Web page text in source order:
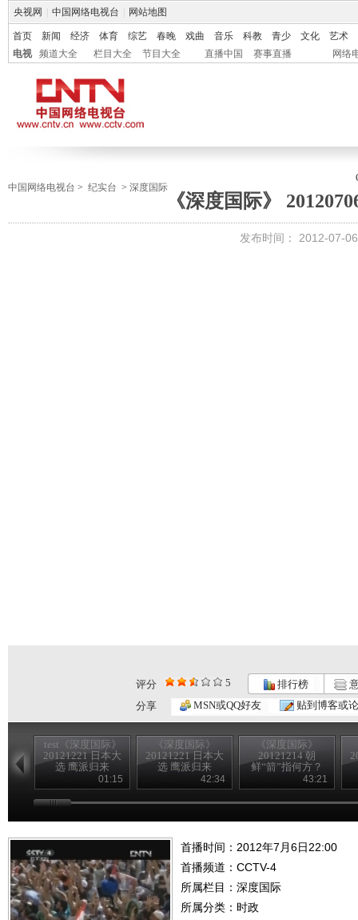
央视网 中国网络电视台 网站地图
首页 新闻 经济 体育 综艺 春晚 戏曲 音乐 科教 青少 文化
艺术
电视
频道大全 栏目大全 节目大全 直播中国 赛事直播 网络
中国网络电视台 > 纪实台 > 深度国际
《深度国际》
发布时间： 2012-07-
评分 5 排行榜
分享
MSN或QQ好友 贴到博客或
test《深度国际》
20121221 日本大
选 鹰派归来
01:15
《深度国际》
20121221 日本大
选 鹰派归来
42:34
《深度国际》
20121214 朝
鲜“箭”指何方？
43:21
首播时间：2012年7月6日22:00
首播频道： CCTV-4
所属栏目： 深度国际
所属分类：时政